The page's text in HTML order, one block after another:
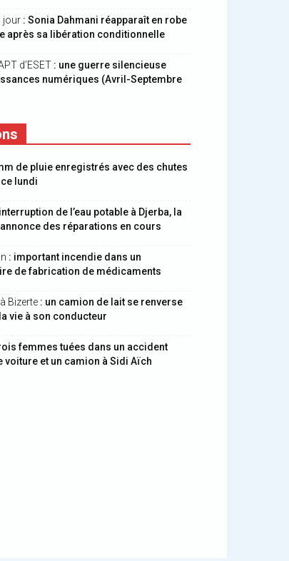
jour : Sonia Dahmani réapparaît en robe
après sa libération conditionnelle
d’ESET : une guerre silencieuse
numériques (Avril-Septembre
de pluie enregistrés avec des chutes
lundi
de l’eau potable à Djerba, la
annonce des réparations en cours
: important incendie dans un
de fabrication de médicaments
Bizerte : un camion de lait se renverse
vie à son conducteur
femmes tuées dans un accident
voiture et un camion à Sidi Aïch